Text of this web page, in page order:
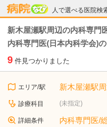
人で選べる医院検
病院なび
新木屋瀬駅周辺の内科専門
内科専門医(日本内科学会)
9 件見つかりました
エリア/駅 新木屋瀬駅周
診療科目 (未指定)
詳細条件 内科専門医/